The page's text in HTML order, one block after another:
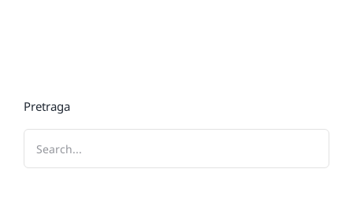
Pretraga